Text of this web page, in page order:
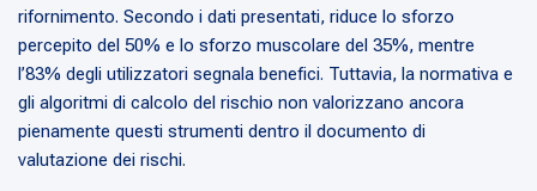
rifornimento. Secondo i dati presentati, riduce lo sforzo
percepito del 50% e lo sforzo muscolare del 35%, mentre
l’83% degli utilizzatori segnala benefici. Tuttavia, la normativa e
gli algoritmi di calcolo del rischio non valorizzano ancora
pienamente questi strumenti dentro il documento di
valutazione dei rischi.